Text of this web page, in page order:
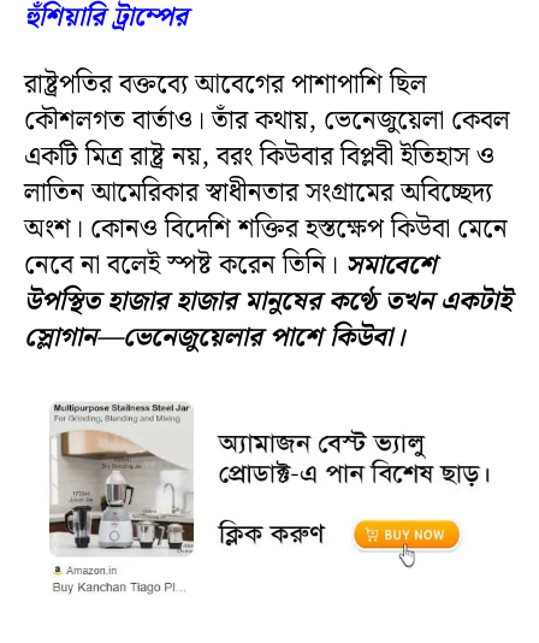
হুঁশিয়ারি ট্রাম্পের
রাষ্ট্রপতির বক্তব্যে আবেগের পাশাপাশি ছিল
কৌশলগত বার্তাও। তাঁর কথায়, ভেনেজুয়েলা কেবল
একটি মিত্র রাষ্ট্র নয়, বরং কিউবার বিপ্লবী ইতিহাস ও
লাতিন আমেরিকার স্বাধীনতার সংগ্রামের অবিচ্ছেদ্য
অংশ। কোনও বিদেশি শক্তির হস্তক্ষেপ কিউবা মেনে
নেবে না বলেই স্পষ্ট করেন তিনি। সমাবেশে
উপস্থিত হাজার হাজার মানুষের কণ্ঠে তখন একটাই
স্লোগান—ভেনেজুয়েলার পাশে কিউবা।